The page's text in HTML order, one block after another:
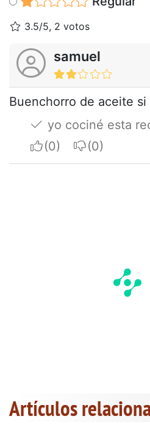
3.5/5, 2 votos
samuel
Buenchorro de aceite
yo cociné esta
I apreciateI do not
Artículos